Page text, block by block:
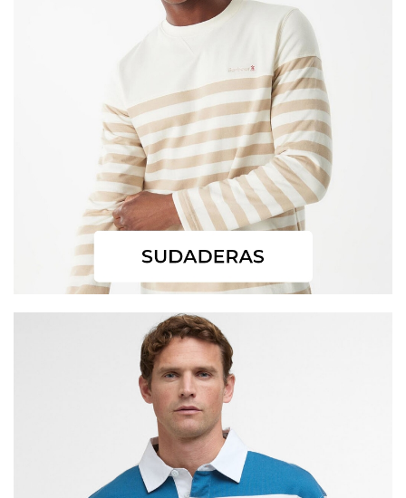
CONFIGURACIÓN DE COOKIES
Cookies necesarias
Estas cookies son necesarias para que el sitio web
funcione y no se pueden desactivar en nuestros
sistemas. Puede configurar su navegador para bloquear
o alertar sobre estas cookies, pero alguna áreas del sitio
no funcionarán. Estas cookies no almacenan ninguna
información de identificación personal.
Cookies de rendimiento y analíticas
Estas cookies nos permiten contar las visitas y fuentes
de tráfico para poder evaluar el rendimiento de nuestro
sitio y mejorarlo. Nos ayudan a saber qué páginas son
las más o menos visitadas, y cómo los visitantes
estas cookies es agregada y, por lo tanto, es anónima.
Cookies de preferencias
Estas cookies permiten a la página web recordar
información que cambia la forma en que la página se
comporta o el aspecto que tiene, como su idioma
preferido o la región en la que usted se encuentra.
Cookies de marketing
Estas cookies se utilizan para rastrear a los visitantes en
las páginas web. La intención es mostrar anuncios
relevantes y atractivos para el usuario individual.